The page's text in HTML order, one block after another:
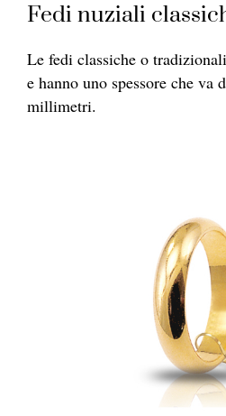
Fedi nuziali
Le fedi classiche o
e hanno uno spessore che
millimetri.